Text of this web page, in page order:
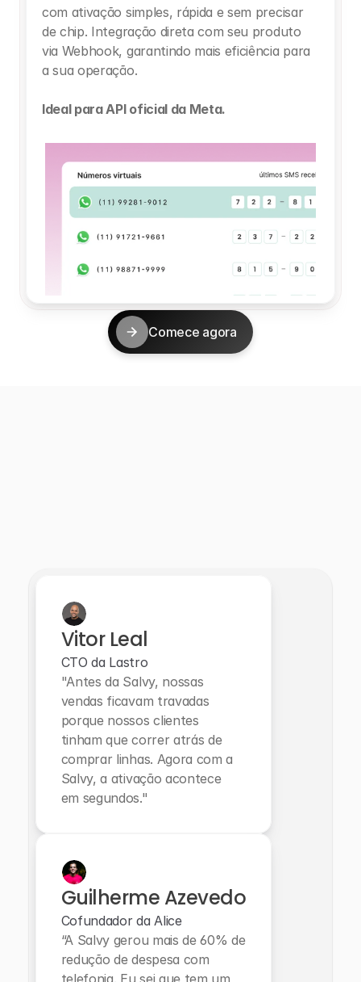
com ativação simples, rápida e sem precisar
de chip. Integração direta com seu produto
via Webhook, garantindo mais eficiência para
a sua operação.
Ideal para API oficial da Meta.
Comece agora
Vitor Leal
CTO da Lastro
"Antes da Salvy, nossas
vendas ficavam travadas
porque nossos clientes
tinham que correr atrás de
comprar linhas. Agora com a
Salvy, a ativação acontece
em segundos."
Guilherme Azevedo
Cofundador da Alice
“A Salvy gerou mais de 60% de
redução de despesa com
telefonia. Eu sei que tem um